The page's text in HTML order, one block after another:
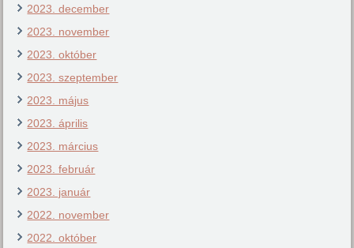
2023. december
2023. november
2023. október
2023. szeptember
2023. május
2023. április
2023. március
2023. február
2023. január
2022. november
2022. október